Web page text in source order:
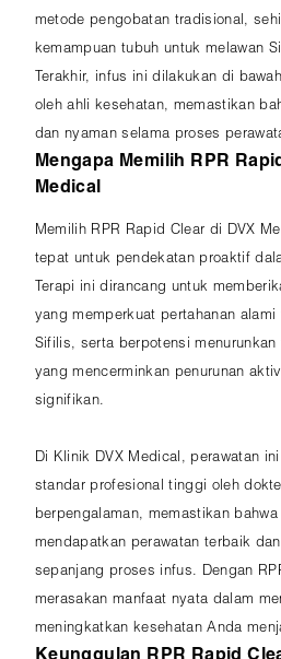
metode pengobatan tradisional,
kemampuan tubuh untuk melawan
Terakhir, infus ini dilakukan di
oleh ahli kesehatan, memastikan
dan nyaman selama proses
Mengapa Memilih RPR
Medical
Memilih RPR Rapid Clear di DVX
tepat untuk pendekatan proaktif
Terapi ini dirancang untuk
yang memperkuat pertahanan
Sifilis, serta berpotensi
yang mencerminkan penurunan
signifikan.
Di Klinik DVX Medical, perawatan
standar profesional tinggi oleh
berpengalaman, memastikan
mendapatkan perawatan terbaik
sepanjang proses infus. Dengan
merasakan manfaat nyata dalam
meningkatkan kesehatan Anda